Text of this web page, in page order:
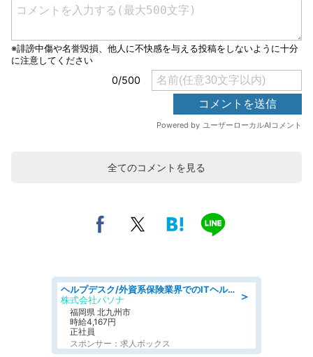
全てのコメントを見る
＞
ヘルプデスク/外資系保険業界でのITヘルプデスク業務/駅近/即日勤務可/ヘルプデスク
株式会社パソナ
福岡県 北九州市
時給4,167円
正社員
スポンサー：求人ボックス